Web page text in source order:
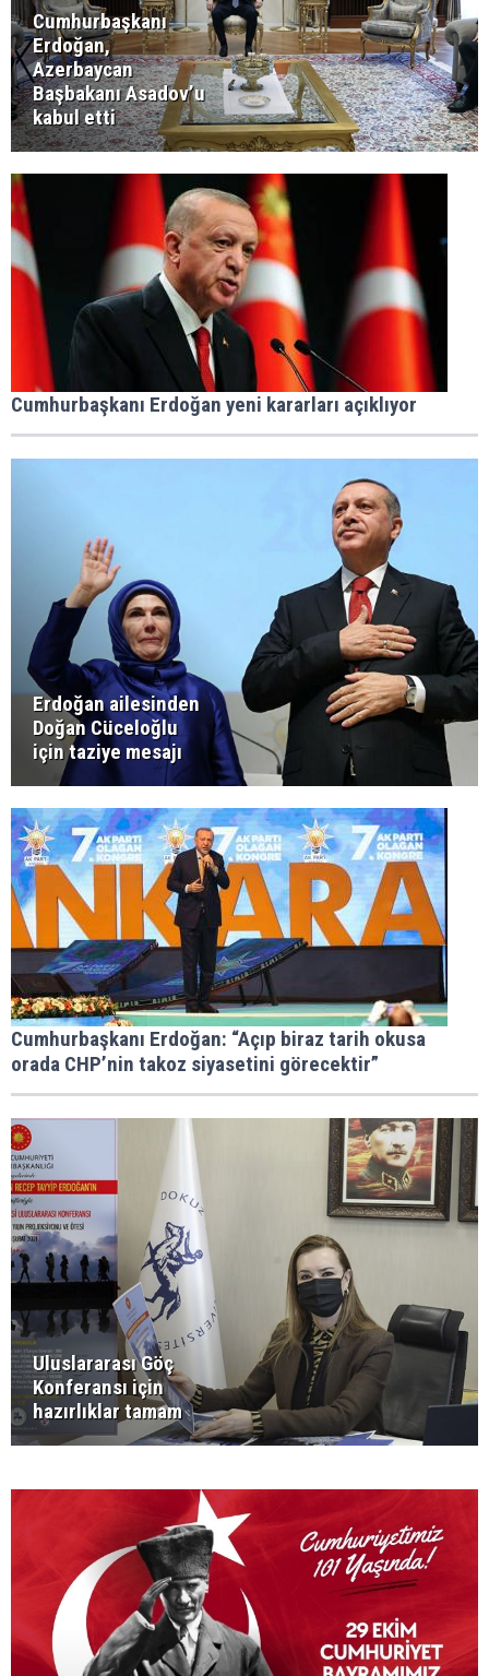
Cumhurbaşkanı
Erdoğan,
Azerbaycan
Başbakanı Asadov’u
kabul etti
Cumhurbaşkanı Erdoğan yeni kararları açıklıyor
Erdoğan ailesinden
Doğan Cüceloğlu
için taziye mesajı
Cumhurbaşkanı Erdoğan: “Açıp biraz tarih okusa
orada CHP’nin takoz siyasetini görecektir”
Uluslararası Göç
Konferansı için
hazırlıklar tamam